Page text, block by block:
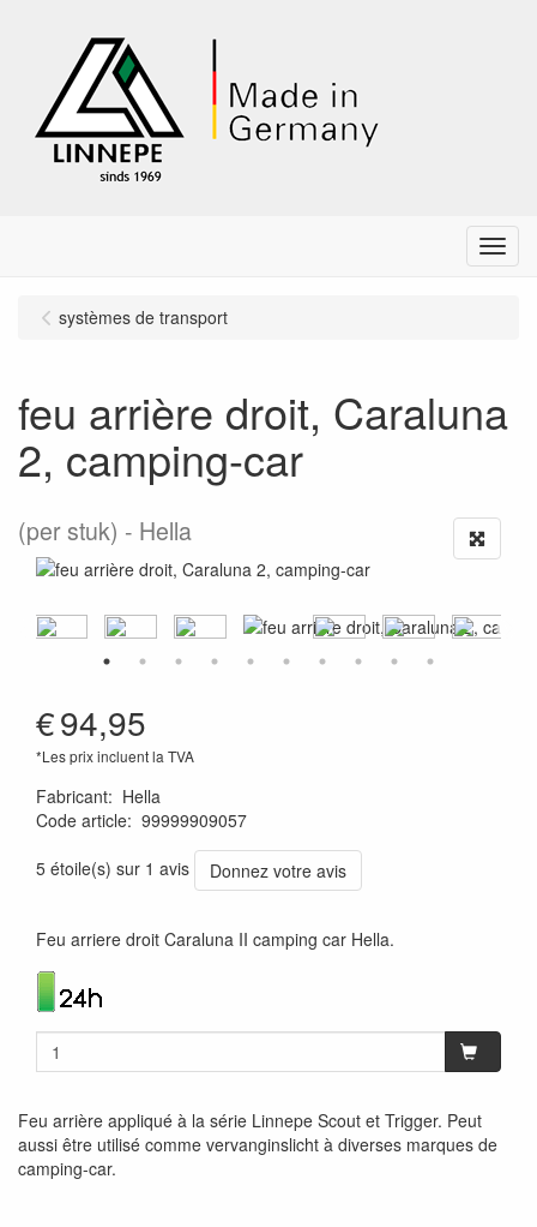
Menu
systèmes de transport
feu arrière droit, Caraluna
2, camping-car
(per stuk) Hella
€94,95
*Les prix incluent la TVA
Fabricant: Hella
Code article: 99999909057
5 étoile(s) sur 1 avis
Donnez votre avis
Feu arriere droit Caraluna II camping car Hella.
Feu arrière appliqué à la série Linnepe Scout et Trigger. Peut
aussi être utilisé comme vervanginslicht à diverses marques de
camping-car.